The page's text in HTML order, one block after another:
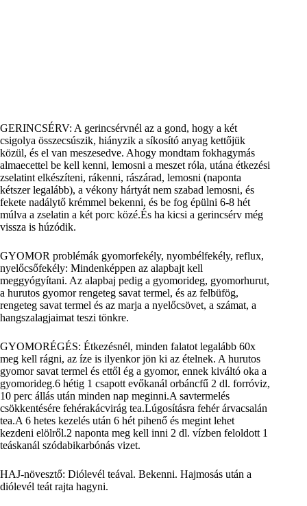
GERINCSÉRV: A gerincsérvnél az a gond, hogy a két
csigolya összecsúszik, hiányzik a síkosító anyag kettőjük
közül, és el van meszesedve. Ahogy mondtam fokhagymás
almaecettel be kell kenni, lemosni a meszet róla, utána étkezési
zselatint elkészíteni, rákenni, rászárad, lemosni (naponta
kétszer legalább), a vékony hártyát nem szabad lemosni, és
fekete nadálytő krémmel bekenni, és be fog épülni 6-8 hét
múlva a zselatin a két porc közé.És ha kicsi a gerincsérv még
vissza is húzódik.
GYOMOR problémák gyomorfekély, nyombélfekély, reflux,
nyelőcsőfekély: Mindenképpen az alapbajt kell
meggyógyítani. Az alapbaj pedig a gyomorideg, gyomorhurut,
a hurutos gyomor rengeteg savat termel, és az felbüfög,
rengeteg savat termel és az marja a nyelőcsövet, a számat, a
hangszalagjaimat teszi tönkre.
GYOMORÉGÉS: Étkezésnél, minden falatot legalább 60x
meg kell rágni, az íze is ilyenkor jön ki az ételnek. A hurutos
gyomor savat termel és ettől ég a gyomor, ennek kiváltó oka a
gyomorideg.6 hétig 1 csapott evőkanál orbáncfű 2 dl. forróviz,
10 perc állás után minden nap meginni.A savtermelés
csökkentésére fehérakácvirág tea.Lúgosításra fehér árvacsalán
tea.A 6 hetes kezelés után 6 hét pihenő és megint lehet
kezdeni elölről.2 naponta meg kell inni 2 dl. vízben feloldott 1
teáskanál szódabikarbónás vizet.
HAJ-növesztő: Diólevél teával. Bekenni. Hajmosás után a
diólevél teát rajta hagyni.